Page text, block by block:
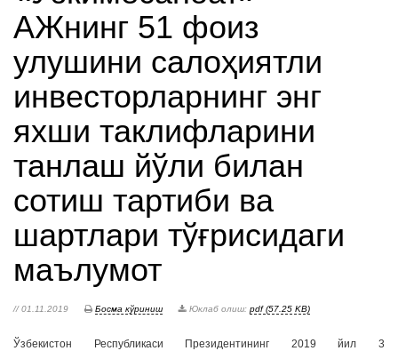
АЖнинг 51 фоиз
улушини салоҳиятли
инвесторларнинг энг
яхши таклифларини
танлаш йўли билан
сотиш тартиби ва
шартлари тўғрисидаги
маълумот
// 01.11.2019 Босма кўриниш Юклаб олиш: pdf (57.25 KB)
Ўзбекистон Республикаси Президентининг 2019 йил 3